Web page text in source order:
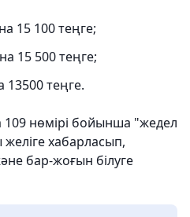
15 100 теңге;
15 500 теңге;
теңге.
109 нөмірі бойынша "жедел
хабарласып,
бар-жоғын білуге